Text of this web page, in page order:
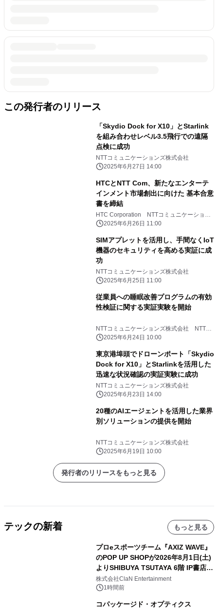
この発行者のリリース
「Skydio Dock for X10」とStarlink
を組み合わせレベル3.5飛行での遠隔
点検に成功
NTTコミュニケーションズ株式会社
2025年6月27日 14:00
HTCとNTT Com、新たなエンターテ
インメント市場創出に向けた 基本合意
書を締結
HTC Corporation NTTコミュニケーション
ズ株式会社
2025年6月26日 11:00
SIMアプレットを活用し、手間なくIoT
機器のセキュリティを高める実証に成
功
NTTコミュニケーションズ株式会社
2025年6月25日 11:00
従業員への睡眠改善プログラムの有効
性検証に関する実証実験を開始
NTTコミュニケーションズ株式会社 NTT
PARAVITA株式会社 みずほリサーチ＆テク
2025年6月24日 10:00
東京港埠頭でドローンポート「Skydio
Dock for X10」とStarlinkを活用した
迅速な状況確認の実証実験に成功
NTTコミュニケーションズ株式会社
2025年6月23日 14:00
20種のAIエージェントを活用した業界
別ソリューションの提供を開始
NTTコミュニケーションズ株式会社
2025年6月19日 10:00
発行者のリリースをもっと見る
テックの新着 もっと見る
プロeスポーツチーム『AXIZ WAVE』
のPOP UP SHOPが2026年8月1日(土)
よりSHIBUYA TSUTAYA 6階 IP書店で
開催決定！！
株式会社ClaN Entertainment
1時間前
コパッケージド・オプティクス